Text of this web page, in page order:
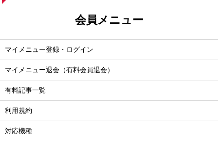
会員メニュー
マイメニュー登録・ログイン
マイメニュー退会（有料会員退会）
有料記事一覧
利用規約
対応機種